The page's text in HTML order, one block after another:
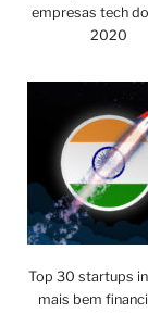
empresas tech
2020
Top 30 startups
mais bem